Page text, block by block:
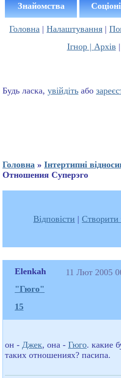
Знайомства
Головна | Налаштування |
Ігнор | Архів |
Будь ласка, увійдіть або
Головна » Інтертипні
Отношения Суперэго
Відповісти | Створити
Elenkah
"Гюго"
15
11 Лют 2005
он - Джек, она - Гюго. какие
таких отношениях? пасипа.